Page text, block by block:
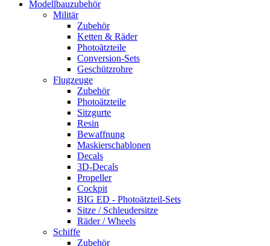
Modellbauzubehör
Militär
Zubehör
Ketten & Räder
Photoätzteile
Conversion-Sets
Geschützrohre
Flugzeuge
Zubehör
Photoätzteile
Sitzgurte
Resin
Bewaffnung
Maskierschablonen
Decals
3D-Decals
Propeller
Cockpit
BIG ED - Photoätzteil-Sets
Sitze / Schleudersitze
Räder / Wheels
Schiffe
Zubehör